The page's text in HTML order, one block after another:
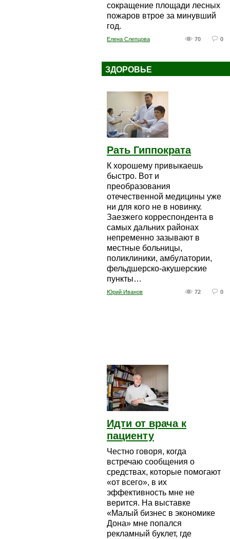
сокращение площади лесных
пожаров втрое за минувший
год.
70 0
Елена Слепцова
ЗДОРОВЬЕ
Рать Гиппократа
К хорошему привыкаешь
быстро. Вот и
преобразования
отечественной медицины уже
ни для кого не в новинку.
Заезжего корреспондента в
самых дальних районах
непременно зазывают в
местные больницы,
поликлиники, амбулатории,
фельдшерско-акушерские
пункты…
72 0
Юрий Иванов
Идти от врача к
пациенту
Честно говоря, когда
встречаю сообщения о
средствах, которые помогают
«от всего», в их
эффективность мне не
верится. На выставке
«Малый бизнес в экономике
Дона» мне попался
рекламный буклет, где